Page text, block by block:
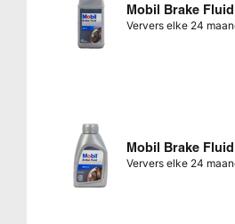
Mobil Brake Fluid
Ververs elke 24
Mobil Brake Fluid
Ververs elke 24